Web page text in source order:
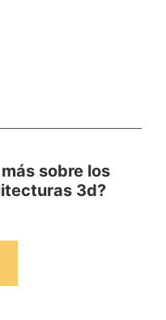
sobre los
3d?